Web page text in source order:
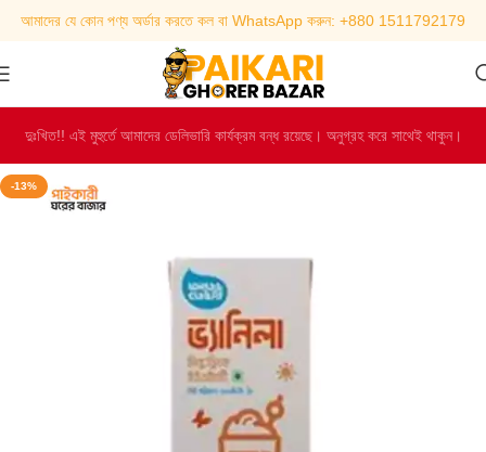
আমাদের যে কোন পণ্য অর্ডার করতে কল বা WhatsApp করুন: +880 1511792179
দুঃখিত!! এই মুহুর্তে আমাদের ডেলিভারি কার্যক্রম বন্ধ রয়েছে। অনুগ্রহ করে সাথেই থাকুন।
-13%